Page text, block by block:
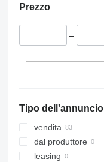
Prezzo
–
Tipo dell'annuncio
vendita
dal produttore
leasing